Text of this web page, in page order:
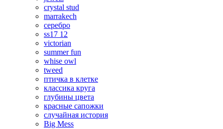
crystal stud
marrakech
серебро
ss17 12
victorian
summer fun
whise owl
tweed
птичка в клетке
классика круга
глубины цвета
красные сапожки
случайная история
Big Mess